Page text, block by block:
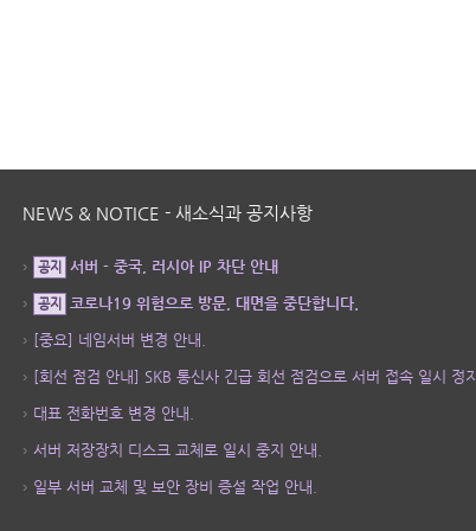
NEWS & NOTICE - 새소식과 공지사항
공지 서버 - 중국, 러시아 IP 차단 안내
공지 코로나19 위험으로 방문, 대면을 중단합니다.
[중요] 네임서버 변경 안내.
[회선 점검 안내] SKB 통신사 긴급 회선 점검으로 서버 접속 일시 정지
대표 전화번호 변경 안내.
서버 저장장치 디스크 교체로 일시 중지 안내.
일부 서버 교체 및 보안 장비 증설 작업 안내.